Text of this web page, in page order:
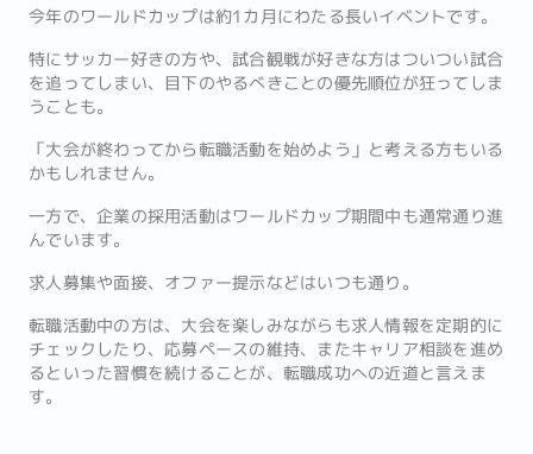
今年のワールドカップは約1カ月にわたる長いイベントです。
特にサッカー好きの方や、試合観戦が好きな方はついつい試合
を追ってしまい、目下のやるべきことの優先順位が狂ってしま
うことも。
「大会が終わってから転職活動を始めよう」と考える方もいる
かもしれません。
一方で、企業の採用活動はワールドカップ期間中も通常通り進
んでいます。
求人募集や面接、オファー提示などはいつも通り。
転職活動中の方は、大会を楽しみながらも求人情報を定期的に
チェックしたり、応募ペースの維持、またキャリア相談を進め
るといった習慣を続けることが、転職成功への近道と言えま
す。